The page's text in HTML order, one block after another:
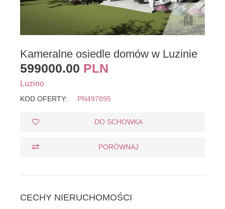
Kameralne osiedle domów w Luzinie
599000.00 PLN
Luzino
KOD OFERTY: PN497895
DO SCHOWKA
PORÓWNAJ
CECHY NIERUCHOMOŚCI